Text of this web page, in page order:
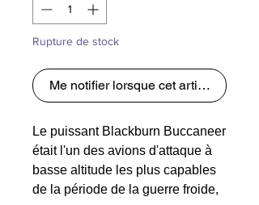
Rupture de stock
Me notifier lorsque cet article est
Le puissant Blackburn Buccaneer
était l'un des avions d'attaque à
basse altitude les plus capables
de la période de la guerre froide,